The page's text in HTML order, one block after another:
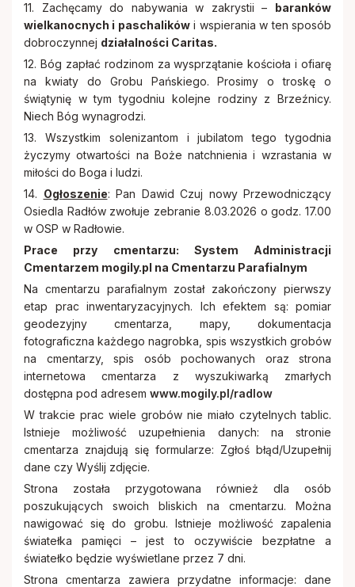
11. Zachęcamy do nabywania w zakrystii – baranków
wielkanocnych i paschalikówi wspierania w ten sposób
dobroczynnej działalności Caritas.
12. Bóg zapłać rodzinom za wysprzątanie kościoła i ofiarę
na kwiaty do Grobu Pańskiego. Prosimy o troskę o
świątynię w tym tygodniu kolejne rodziny z Brzeźnicy.
Niech Bóg wynagrodzi.
13. Wszystkim solenizantom i jubilatom tego tygodnia
życzymy otwartości na Boże natchnienia i wzrastania w
miłości do Boga i ludzi.
14. Ogłoszenie: Pan Dawid Czuj nowy Przewodniczący
Osiedla Radłów zwołuje zebranie 8.03.2026 o godz. 17.00
w OSP w Radłowie.
Prace przy cmentarzu: System Administracji
Cmentarzem mogily.pl na Cmentarzu Parafialnym
Na cmentarzu parafialnym został zakończony pierwszy
etap prac inwentaryzacyjnych. Ich efektem są: pomiar
geodezyjny cmentarza, mapy, dokumentacja
fotograficzna każdego nagrobka, spis wszystkich grobów
na cmentarzy, spis osób pochowanych oraz strona
internetowa cmentarza z wyszukiwarką zmarłych
dostępna pod adresem www.mogily.pl/radlow
W trakcie prac wiele grobów nie miało czytelnych tablic.
Istnieje możliwość uzupełnienia danych: na stronie
cmentarza znajdują się formularze: Zgłoś błąd/Uzupełnij
dane czy Wyślij zdjęcie.
Strona została przygotowana również dla osób
poszukujących swoich bliskich na cmentarzu. Można
nawigować się do grobu. Istnieje możliwość zapalenia
światełka pamięci – jest to oczywiście bezpłatne a
światełko będzie wyświetlane przez 7 dni.
Strona cmentarza zawiera przydatne informacje: dane